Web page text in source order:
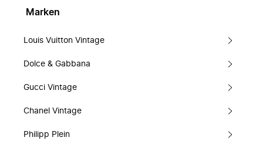
Marken
Louis Vuitton Vintage
Dolce & Gabbana
Gucci Vintage
Chanel Vintage
Philipp Plein